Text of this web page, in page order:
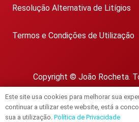
Resolução Alternativa de Litígios
Termos e Condições de Utilização
Copyright © João Rocheta.
reservados.
AMI 1718
Este site usa cookies para melhorar sua
continuar a utilizar este website, está a
sua a utilização. Política de Privacidade